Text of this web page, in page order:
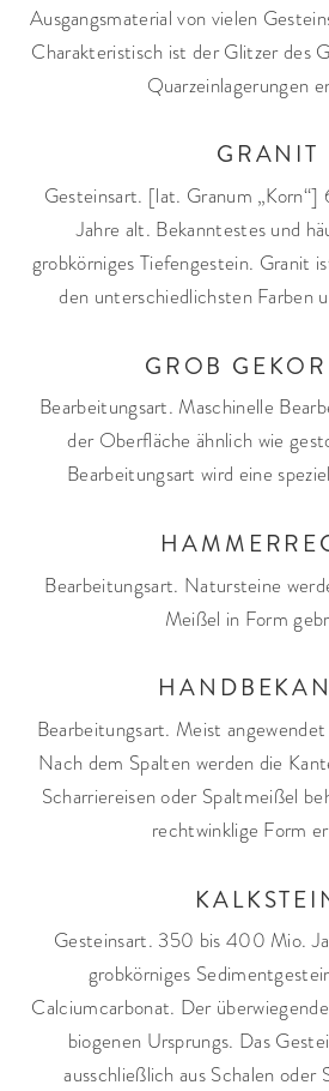
Ausgangsmaterial von vielen
Charakteristisch ist der Glitzer des
Quarzeinlagerungen
GRANIT
Gesteinsart. [lat. Granum
Jahre alt. Bekanntestes und
grobkörniges Tiefengestein. Granit
den unterschiedlichsten Farben
GROB
Bearbeitungsart. Maschinelle
der Oberfläche ähnlich wie
Bearbeitungsart wird eine
Bearbeitungsart. Natursteine
Meißel in Form
Bearbeitungsart. Meist
Nach dem Spalten werden die
Scharriereisen oder Spaltmeißel
rechtwinklige Form
Gesteinsart. 350 bis 400 Mio.
grobkörniges
Calciumcarbonat. Der
biogenen Ursprungs. Das
ausschließlich aus Schalen oder